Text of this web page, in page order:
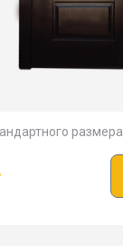
размера